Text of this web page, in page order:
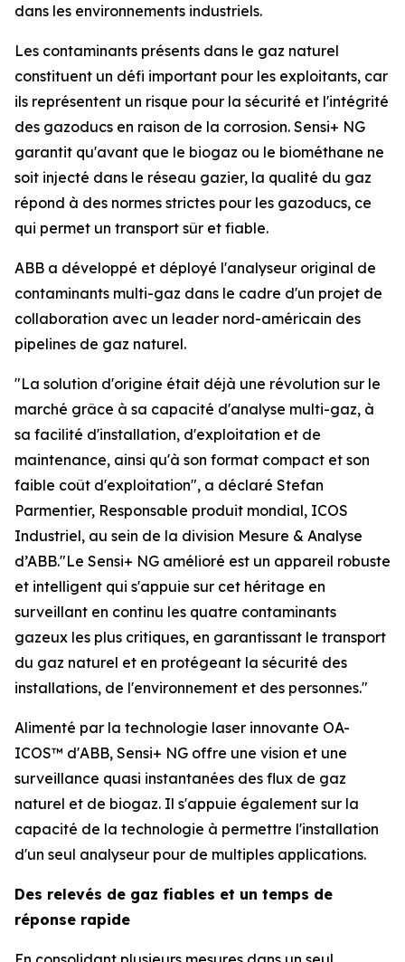
dans les environnements industriels.
Les contaminants présents dans le gaz naturel
constituent un défi important pour les exploitants, car
ils représentent un risque pour la sécurité et l'intégrité
des gazoducs en raison de la corrosion. Sensi+ NG
garantit qu'avant que le biogaz ou le biométhane ne
soit injecté dans le réseau gazier, la qualité du gaz
répond à des normes strictes pour les gazoducs, ce
qui permet un transport sûr et fiable.
ABB a développé et déployé l'analyseur original de
contaminants multi-gaz dans le cadre d'un projet de
collaboration avec un leader nord-américain des
pipelines de gaz naturel.
"La solution d'origine était déjà une révolution sur le
marché grâce à sa capacité d'analyse multi-gaz, à
sa facilité d'installation, d'exploitation et de
maintenance, ainsi qu'à son format compact et son
faible coût d'exploitation", a déclaré Stefan
Parmentier, Responsable produit mondial, ICOS
Industriel, au sein de la division Mesure & Analyse
d’ABB."Le Sensi+ NG amélioré est un appareil robuste
et intelligent qui s'appuie sur cet héritage en
surveillant en continu les quatre contaminants
gazeux les plus critiques, en garantissant le transport
du gaz naturel et en protégeant la sécurité des
installations, de l'environnement et des personnes."
Alimenté par la technologie laser innovante OA-
ICOS™ d'ABB, Sensi+ NG offre une vision et une
surveillance quasi instantanées des flux de gaz
naturel et de biogaz. Il s'appuie également sur la
capacité de la technologie à permettre l'installation
d'un seul analyseur pour de multiples applications.
Des relevés de gaz fiables et un temps de
réponse rapide